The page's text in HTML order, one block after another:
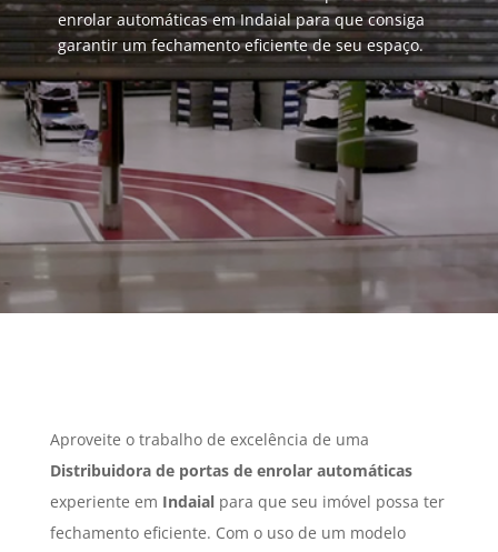
enrolar automáticas em Indaial para que consiga
garantir um fechamento eficiente de seu espaço.
Aproveite o trabalho de excelência de uma
Distribuidora de portas de enrolar automáticas
experiente em Indaialpara que seu imóvel possa ter
fechamento eficiente. Com o uso de um modelo